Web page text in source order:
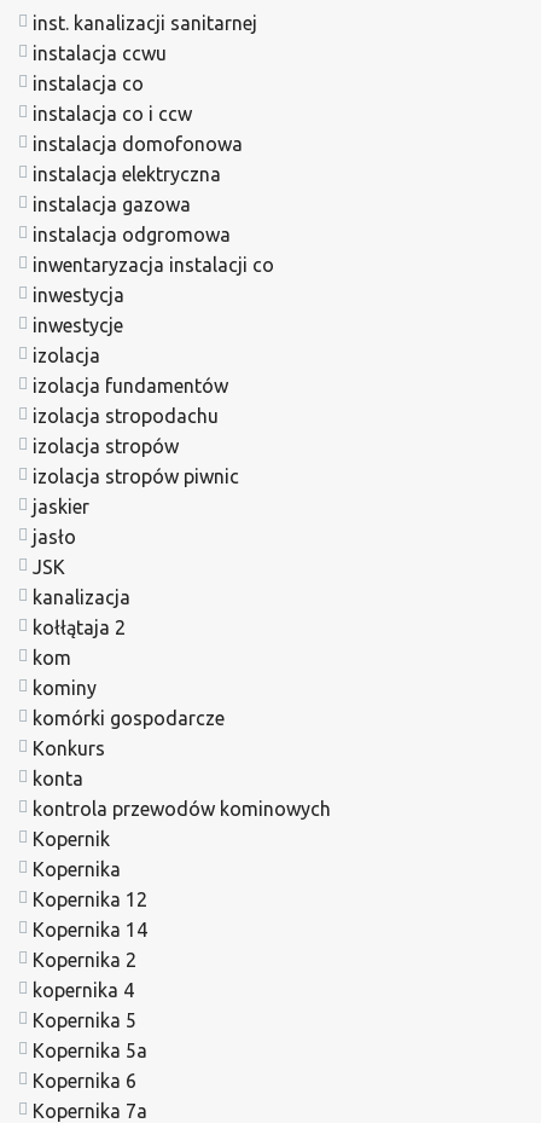
inst. kanalizacji sanitarnej
instalacja ccwu
instalacja co
instalacja co i ccw
instalacja domofonowa
instalacja elektryczna
instalacja gazowa
instalacja odgromowa
inwentaryzacja instalacji co
inwestycja
inwestycje
izolacja
izolacja fundamentów
izolacja stropodachu
izolacja stropów
izolacja stropów piwnic
jaskier
jasło
JSK
kanalizacja
kołłątaja 2
kom
kominy
komórki gospodarcze
Konkurs
konta
kontrola przewodów kominowych
Kopernik
Kopernika
Kopernika 12
Kopernika 14
Kopernika 2
kopernika 4
Kopernika 5
Kopernika 5a
Kopernika 6
Kopernika 7a